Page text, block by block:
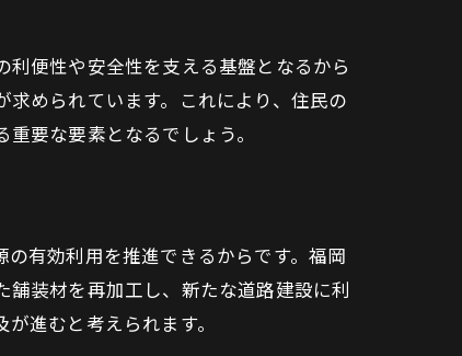
便性や安全性を支える基盤となるから
められています。これにより、住民の
要な要素となるでしょう。
有効利用を推進できるからです。福岡
装材を再加工し、新たな道路建設に利
進むと考えられます。